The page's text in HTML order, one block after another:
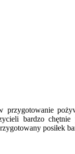
bardzo
posiłek